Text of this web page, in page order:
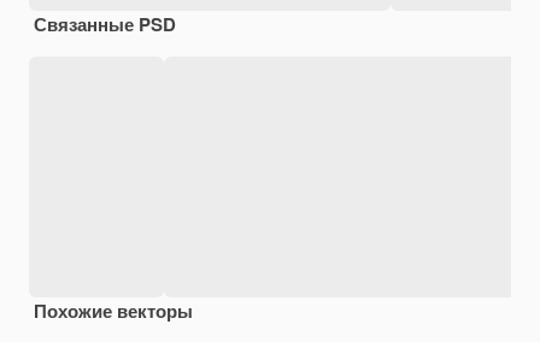
Связанные PSD
Похожие векторы